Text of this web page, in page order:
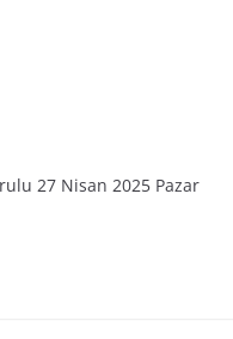
27 Nisan 2025 Pazar